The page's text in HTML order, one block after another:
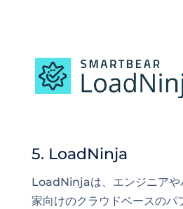
5. LoadNinja
LoadNinjaは、エンジニアや
家向けのクラウドベースのパ